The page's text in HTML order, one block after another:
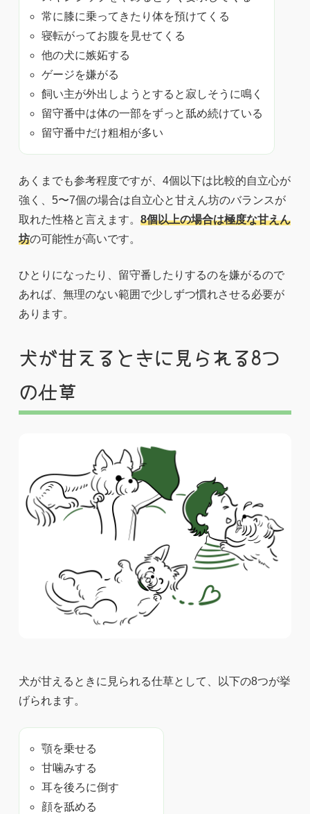
常に膝に乗ってきたり体を預けてくる
寝転がってお腹を見せてくる
他の犬に嫉妬する
ゲージを嫌がる
飼い主が外出しようとすると寂しそうに鳴く
留守番中は体の一部をずっと舐め続けている
留守番中だけ粗相が多い
あくまでも参考程度ですが、4個以下は比較的自立心が
強く、5〜7個の場合は自立心と甘えん坊のバランスが
取れた性格と言えます。 8個以上の場合は極度な甘えん
坊の可能性が高いです。
ひとりになったり、留守番したりするのを嫌がるので
あれば、無理のない範囲で少しずつ慣れさせる必要が
あります。
犬が甘えるときに見られる8つ
の仕草
犬が甘えるときに見られる仕草として、以下の8つが挙
げられます。
顎を乗せる
甘噛みする
耳を後ろに倒す
顔を舐める